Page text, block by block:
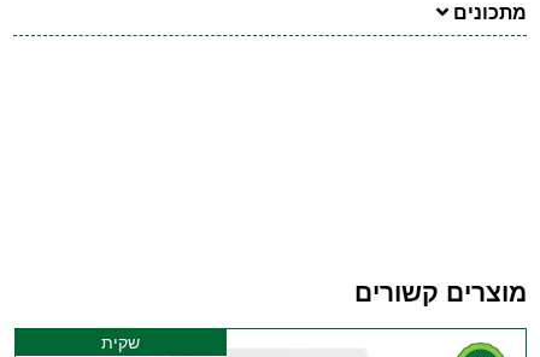
מתכונים
מוצרים קשורים
שקית